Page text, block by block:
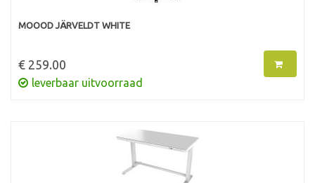
MOOOD JÄRVELDT WHITE
€ 259.00
leverbaar uitvoorraad